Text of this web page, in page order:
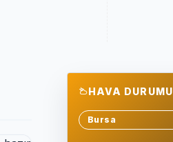
HAVA DURUMU
Sehir sec